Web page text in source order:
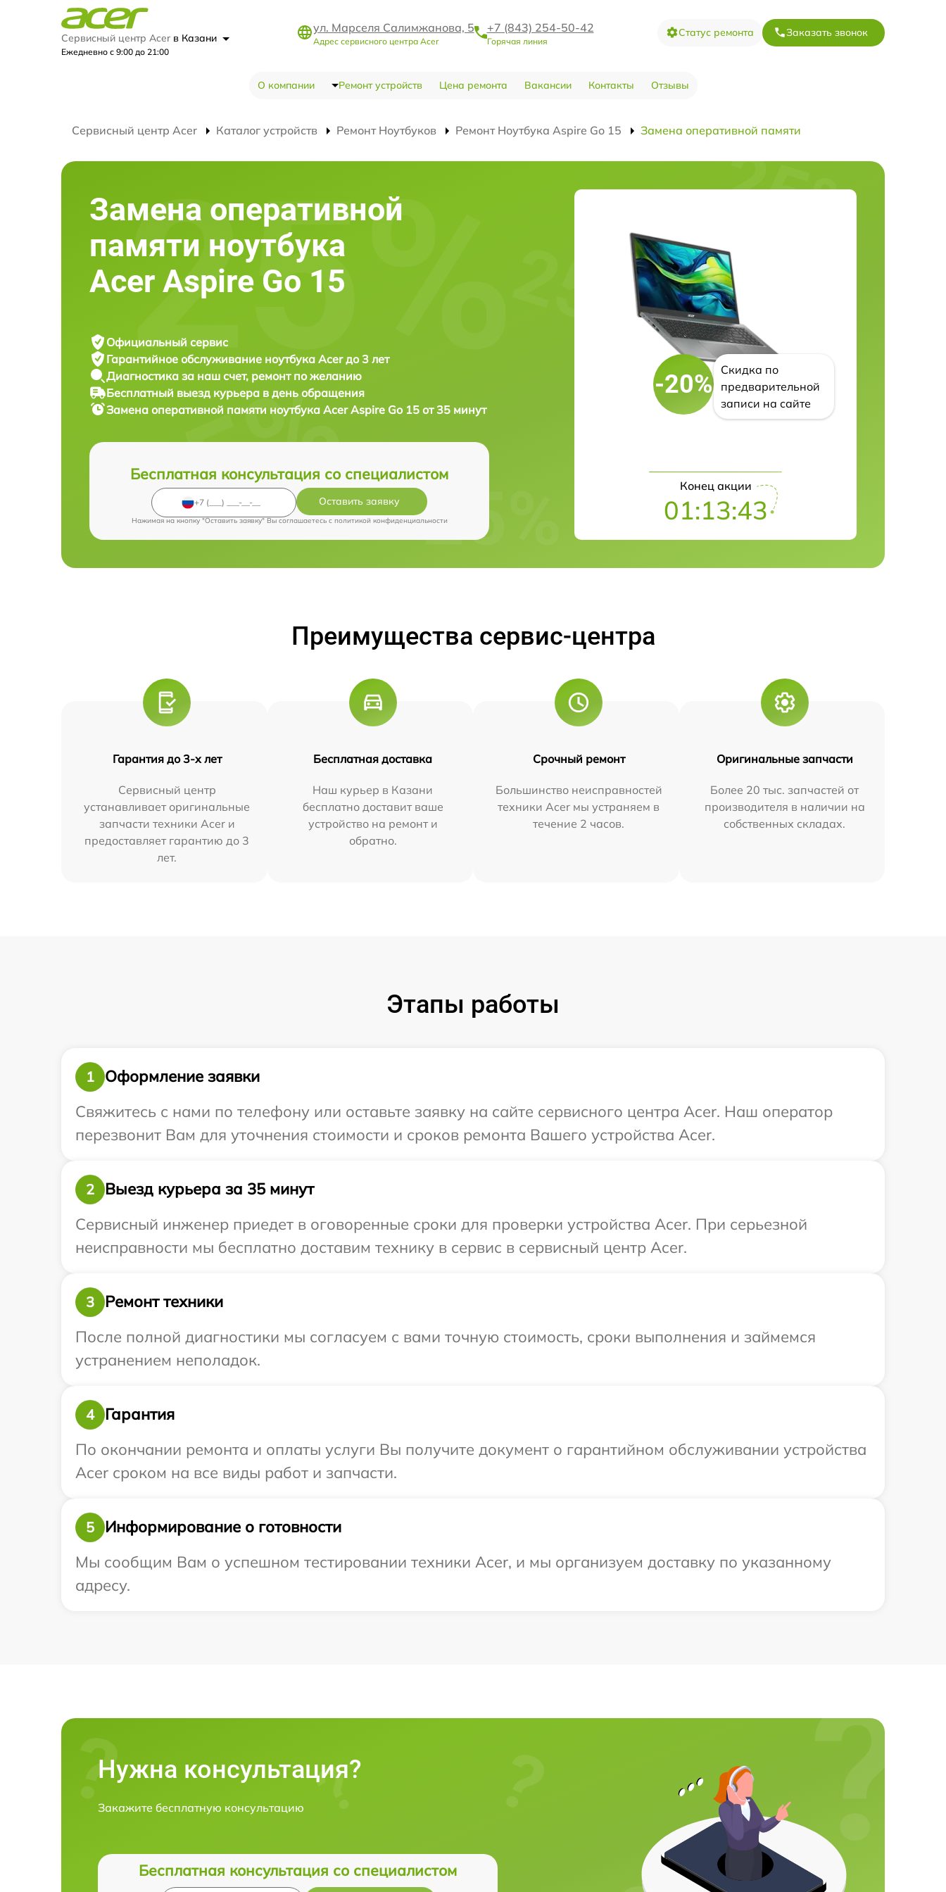
Сервисный центр Acer в Казани
Ежедневно с 9:00 до 21:00
ул. Марселя Салимжанова, 5
Адрес сервисного центра Acer
+7 (843) 254-50-42
Горячая линия
Статус ремонта Заказать звонок
О компании Ремонт устройств Цена ремонта Вакансии Контакты Отзывы
Сервисный центр Acer Каталог устройств Ремонт Ноутбуков Ремонт Ноутбука Aspire Go 15 Замена оперативной памяти
Замена оперативной
памяти ноутбука
Acer Aspire Go 15
Официальный сервис
Гарантийное обслуживание ноутбука Acer до 3 лет
Диагностика за наш счет, ремонт по желанию
Бесплатный выезд курьера в день обращения
Замена оперативной памяти ноутбука Acer Aspire Go 15 от 35 минут
Бесплатная консультация со специалистом
Оставить заявку
Нажимая на кнопку "Оставить заявку" Вы соглашаетесь c политикой конфиденциальности
-20%
Скидка по
предварительной
записи на сайте
Конец акции
01:13:41
Преимущества сервис-центра
Гарантия до 3-х лет
Сервисный центр
устанавливает оригинальные
запчасти техники Acer и
предоставляет гарантию до 3
лет.
Бесплатная доставка
Наш курьер в Казани
бесплатно доставит ваше
устройство на ремонт и
обратно.
Срочный ремонт
Большинство неисправностей
техники Acer мы устраняем в
течение 2 часов.
Оригинальные запчасти
Более 20 тыс. запчастей от
производителя в наличии на
собственных складах.
Этапы работы
1
Оформление заявки
Свяжитесь с нами по телефону или оставьте заявку на сайте сервисного центра Acer. Наш оператор
перезвонит Вам для уточнения стоимости и сроков ремонта Вашего устройства Acer.
2
Выезд курьера за 35 минут
Сервисный инженер приедет в оговоренные сроки для проверки устройства Acer. При серьезной
неисправности мы бесплатно доставим технику в сервис в сервисный центр Acer.
3
Ремонт техники
После полной диагностики мы согласуем с вами точную стоимость, сроки выполнения и займемся
устранением неполадок.
4
Гарантия
По окончании ремонта и оплаты услуги Вы получите документ о гарантийном обслуживании устройства
Acer сроком на все виды работ и запчасти.
5
Информирование о готовности
Мы сообщим Вам о успешном тестировании техники Acer, и мы организуем доставку по указанному
адресу.
Нужна консультация?
Закажите бесплатную консультацию
Бесплатная консультация со специалистом